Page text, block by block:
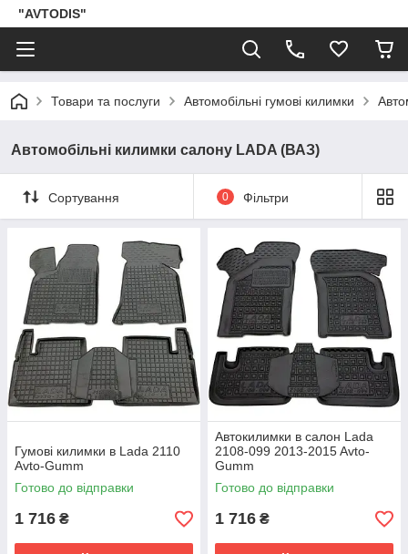
"AVTODIS"
Товари та послуги Автомобільні гумові килимки
Автомобільні килимки салону LADA (ВАЗ)
Сортування 0 Фільтри
Гумові килимки в Lada 2110
Avto-Gumm
Готово до відправки
1 716 ₴
Автокилимки в салон Lada
2108-099 2013-2015 Avto-
Gumm
Готово до відправки
1 716 ₴